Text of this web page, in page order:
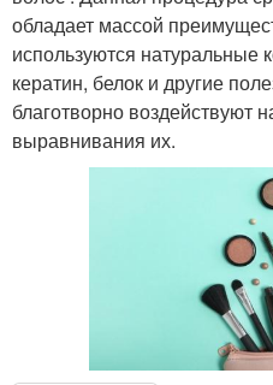
обладает массой
используются натуральные
кератин, белок и другие
благотворно воздействуют
выравнивания их.